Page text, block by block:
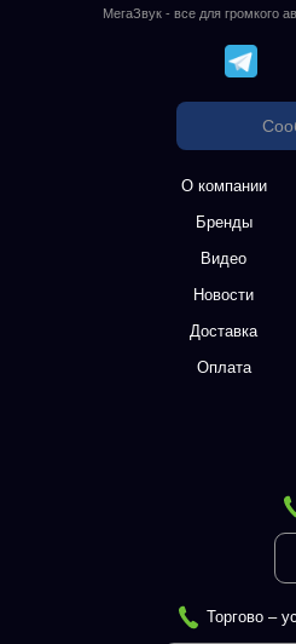
МегаЗвук - все для громкого
О компании
Бренды
Видео
Новости
Доставка
Оплата
Торгово –